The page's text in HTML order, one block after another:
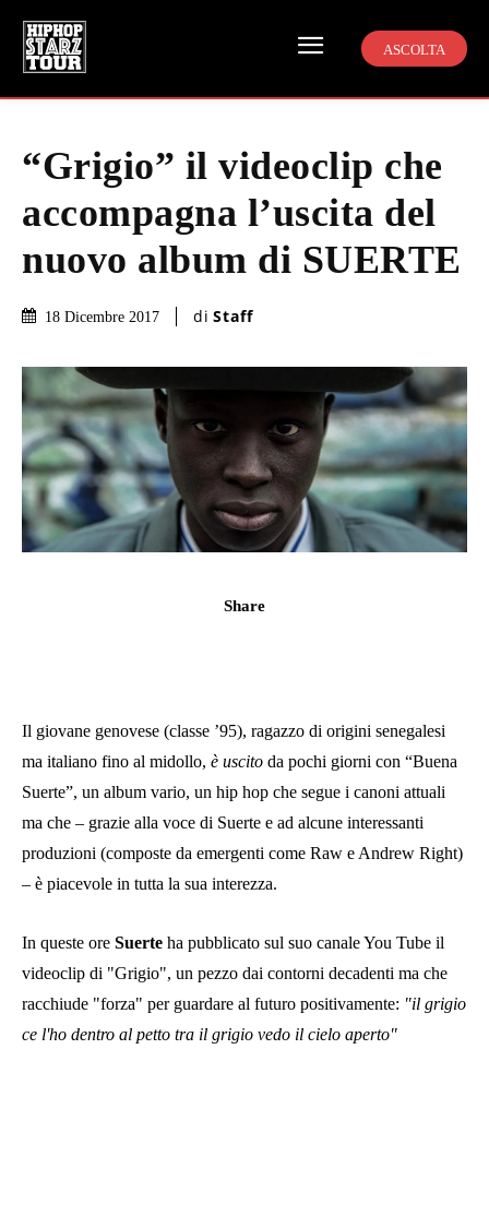
ASCOLTA
“Grigio” il videoclip che
accompagna l’uscita del
nuovo album di SUERTE
18 Dicembre 2017 di Staff
Share
Il giovane genovese (classe ’95), ragazzo di origini senegalesi
ma italiano fino al midollo, è uscito da pochi giorni con “Buena
Suerte”, un album vario, un hip hop che segue i canoni attuali
ma che – grazie alla voce di Suerte e ad alcune interessanti
produzioni (composte da emergenti come Raw e Andrew Right)
– è piacevole in tutta la sua interezza.
In queste ore Suerte ha pubblicato sul suo canale You Tube il
videoclip di "Grigio", un pezzo dai contorni decadenti ma che
racchiude "forza" per guardare al futuro positivamente: "il grigio
ce l'ho dentro al petto tra il grigio vedo il cielo aperto"